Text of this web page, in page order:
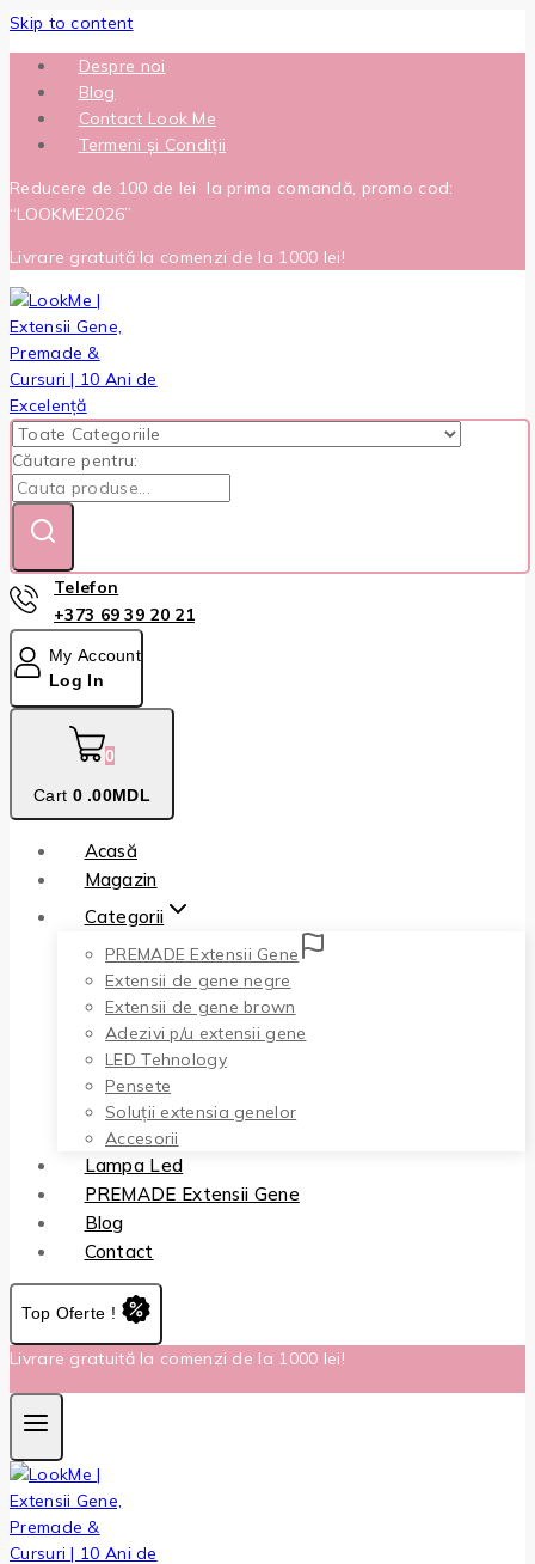
Skip to content
Despre noi
Blog
Contact Look Me
Termeni și Condiții
Reducere de 100 de lei la prima comandă, promo cod:
“LOOKME2026”
Livrare gratuită la comenzi de la 1000 lei!
Căutare pentru:
Telefon
+373 69 39 20 21
My Account
Log In
0
Cart 0 .00MDL
Acasă
Magazin
Categorii
PREMADE Extensii Gene
Extensii de gene negre
Extensii de gene brown
Adezivi p/u extensii gene
LED Tehnology
Pensete
Soluții extensia genelor
Accesorii
Lampa Led
PREMADE Extensii Gene
Blog
Contact
Top Oferte !
Livrare gratuită la comenzi de la 1000 lei!